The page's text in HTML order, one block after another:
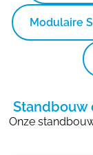
Modulaire
Standbouw
Onze